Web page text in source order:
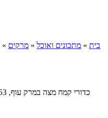
בית » מתכונים ואוכל » מרקים »
כדורי קמח מצה במרק עוף, 53 קלוריות למנה, 53 קלוריות ל-100 גרם